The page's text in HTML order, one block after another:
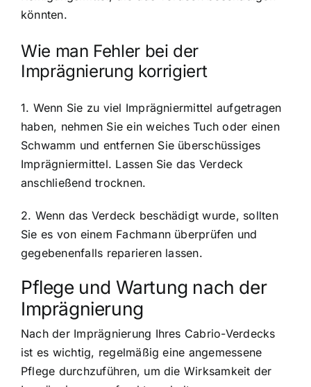
könnten.
Wie man Fehler bei der
Imprägnierung korrigiert
1. Wenn Sie zu viel Imprägniermittel aufgetragen
haben, nehmen Sie ein weiches Tuch oder einen
Schwamm und entfernen Sie überschüssiges
Imprägniermittel. Lassen Sie das Verdeck
anschließend trocknen.
2. Wenn das Verdeck beschädigt wurde, sollten
Sie es von einem Fachmann überprüfen und
gegebenenfalls reparieren lassen.
Pflege und Wartung nach der
Imprägnierung
Nach der Imprägnierung Ihres Cabrio-Verdecks
ist es wichtig, regelmäßig eine angemessene
Pflege durchzuführen, um die Wirksamkeit der